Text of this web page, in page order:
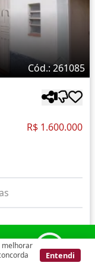
melhorar
Entendi
Cód.: 261085
R$ 1.600.000